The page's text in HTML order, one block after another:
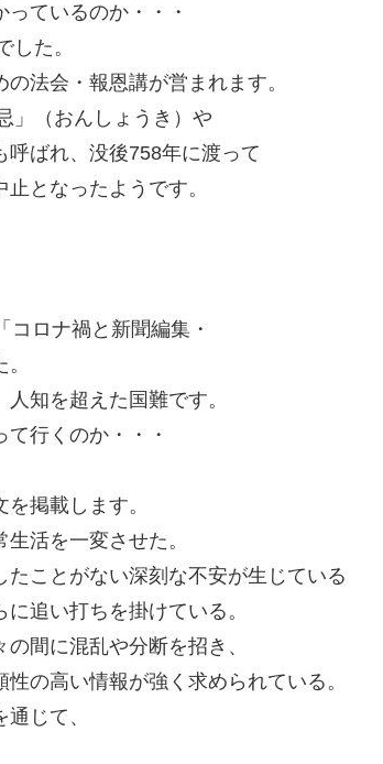
ているのか・・・
た。
法会・報恩講が営まれます。
」（おんしょうき）や
呼ばれ、没後758年に渡って
となったようです。
ロナ禍と新聞編集・
知を超えた国難です。
行くのか・・・
掲載します。
活を一変させた。
ことがない深刻な不安が生じている
追い打ちを掛けている。
間に混乱や分断を招き、
の高い情報が強く求められている。
じて、